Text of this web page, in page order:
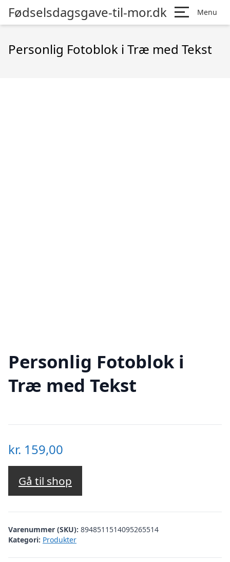
Fødselsdagsgave-til-mor.dk Menu
Personlig Fotoblok i Træ med Tekst
Personlig Fotoblok i
Træ med Tekst
kr. 159,00
Gå til shop
Varenummer (SKU): 8948511514095265514
Kategori: Produkter